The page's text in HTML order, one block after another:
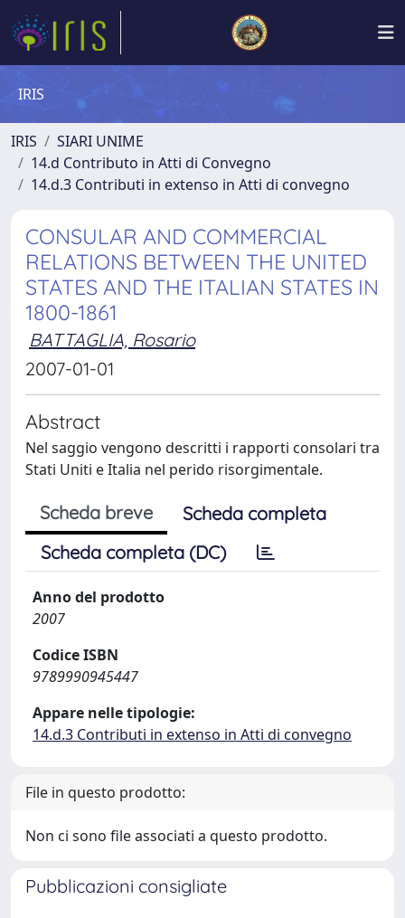
IRIS
IRIS
SIARI UNIME
14.d Contributo in Atti di Convegno
14.d.3 Contributi in extenso in Atti di convegno
CONSULAR AND COMMERCIAL
RELATIONS BETWEEN THE UNITED
STATES AND THE ITALIAN STATES IN
1800-1861
BATTAGLIA, Rosario
2007-01-01
Abstract
Nel saggio vengono descritti i rapporti consolari tra
Stati Uniti e Italia nel perido risorgimentale.
Scheda breve
Scheda completa
Scheda completa (DC)
Anno del prodotto
2007
Codice ISBN
9789990945447
Appare nelle tipologie:
14.d.3 Contributi in extenso in Atti di convegno
File in questo prodotto:
Non ci sono file associati a questo prodotto.
Pubblicazioni consigliate